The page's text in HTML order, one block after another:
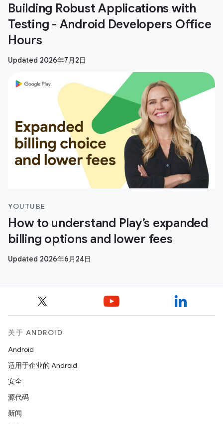
Building Robust Applications with
Testing - Android Developers Office
Hours
Updated 2026年7月2日
YOUTUBE
How to understand Play’s expanded
billing options and lower fees
Updated 2026年6月24日
关于 ANDROID
Android
适用于企业的 Android
安全
源代码
新闻